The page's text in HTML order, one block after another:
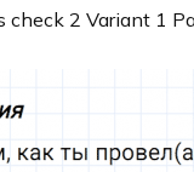
2 Variant 1